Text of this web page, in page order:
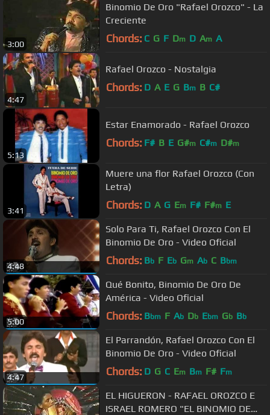
3:00
Binomio De Oro "Rafael Orozco" - La
Creciente
Chords: C G F Dm D Am A
4:47
Rafael Orozco - Nostalgia
Chords: D A E G Bm B C#
5:13
Estar Enamorado - Rafael Orozco
Chords: F# B E G#m C#m D#m
3:41
Muere una flor Rafael Orozco (Con
Letra)
Chords: D A G Em F# F#m E
4:48
Solo Para Ti, Rafael Orozco Con El
Binomio De Oro - Video Oficial
Chords: Bb F Eb Gm Ab C Bbm
5:00
Qué Bonito, Binomio De Oro De
América - Video Oficial
Chords: Bbm F Ab Db Ebm Gb Bb
4:47
El Parrandón, Rafael Orozco Con El
Binomio De Oro - Video Oficial
Chords: D G C Em Bm F# Fm
EL HIGUERON - RAFAEL OROZCO E
ISRAEL ROMERO "EL BINOMIO DE